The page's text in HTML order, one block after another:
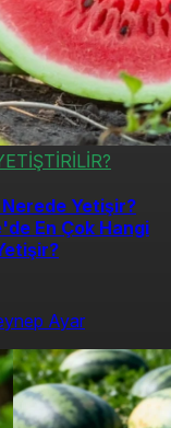
Yetişir?
En Çok Hangi
Ayar